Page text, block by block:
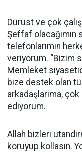
Dürüst ve çok
Şeffaf olacağımın
telefonlarımın
veriyorum. “Bizim
Memleket
bize destek olan
arkadaşlarıma,
ediyorum.
Allah bizleri
koruyup kollasın.